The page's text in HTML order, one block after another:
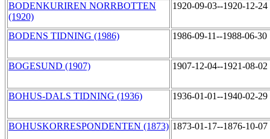
BODENKURIREN NORRBOTTEN
(1920)
1920-09-03--1920-12-24
BODENS TIDNING (1986) 1986-09-11--1988-06-30
BOGESUND (1907) 1907-12-04--1921-08-02
BOHUS-DALS TIDNING (1936) 1936-01-01--1940-02-29
BOHUSKORRESPONDENTEN (1873) 1873-01-17--1876-10-07